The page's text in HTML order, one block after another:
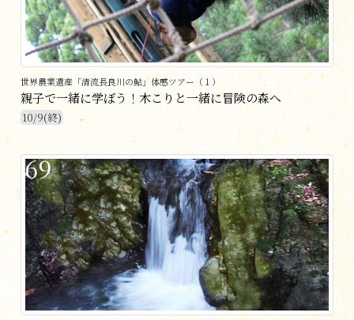
世界農業遺産「清流長良川の鮎」体感ツアー（１）
親子で一緒に学ぼう！木こりと一緒に冒険の森へ
10/9(終)
69